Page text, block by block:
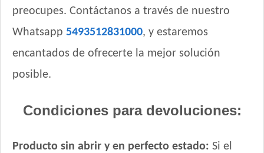
Royal Canin Perro Veterinary Gastrointestinal Canine
Moderate Calorie
Royal Canin Perro Veterinary Hepatic Canine
Royal Canin Perro Veterinary Hypoallergenic Small Dog
Royal Canin Perro Veterinary Renal Special Canine
Management Canine
preocupes. Contáctanos a través de nuestro
Whatsapp 5493512831000, y estaremos
encantados de ofrecerte la mejor solución
posible.
Condiciones para devoluciones:
Producto sin abrir y en perfecto estado: Si el